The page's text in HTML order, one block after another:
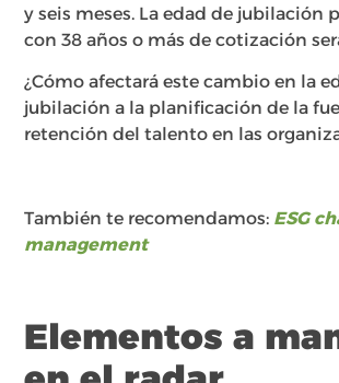
y seis meses. La edad de jubilación
con 38 años o más de cotización
¿Cómo afectará este cambio en la
jubilación a la planificación de la
retención del talento en las
También te recomendamos: ESG
management
Elementos a